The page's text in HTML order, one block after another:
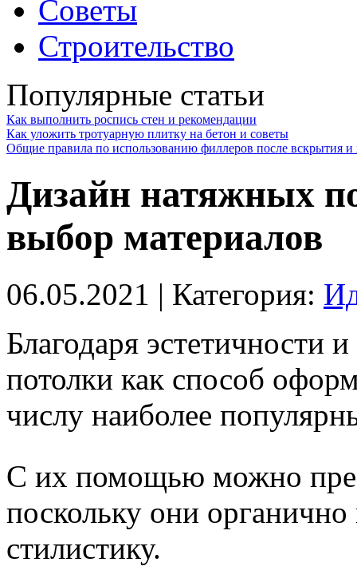
Советы
Строительство
Популярные статьи
Как выполнить роспись стен и рекомендации
Как уложить тротуарную плитку на бетон и советы
Общие правила по использованию филлеров после вскрытия и
Дизайн натяжных
выбор материалов
06.05.2021 | Категория:
Благодаря эстетичности
потолки как способ
числу наиболее
С их помощью можно
поскольку они
стилистику.